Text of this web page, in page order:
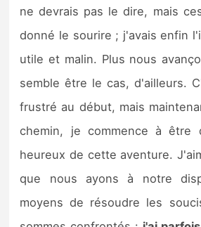
ne devrais pas le dire, mais
donné le sourire ; j'avais enfin
utile et malin. Plus nous
semble être le cas, d'ailleurs.
frustré au début, mais
chemin, je commence à être
heureux de cette aventure.
que nous ayons à notre
moyens de résoudre les